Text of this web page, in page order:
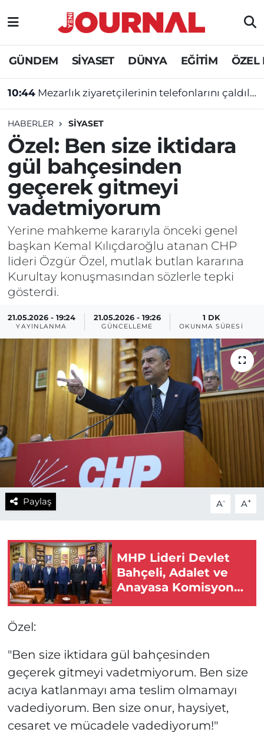
GÜNDEM SİYASET DÜNYA EĞİTİM ÖZEL
10:44 Mezarlık ziyaretçilerinin telefonlarını çaldılar
HABERLER SİYASET
Özel: Ben size iktidara
gül bahçesinden
geçerek gitmeyi
vadetmiyorum
Yerine mahkeme kararıyla önceki genel
başkan Kemal Kılıçdaroğlu atanan CHP
lideri Özgür Özel, mutlak butlan kararına
Kurultay konuşmasından sözlerle tepki
gösterdi.
21.05.2026 - 19:24
YAYINLANMA
21.05.2026 - 19:26
GÜNCELLEME
1 DK
OKUNMA SÜRESI
Paylaş A- A+
MHP Lideri Devlet
Bahçeli, Adalet ve
Anayasa Komisyonu
Özel:
"Ben size iktidara gül bahçesinden
geçerek gitmeyi vadetmiyorum. Ben size
acıya katlanmayı ama teslim olmamayı
vadediyorum. Ben size onur, haysiyet,
cesaret ve mücadele vadediyorum!"
GÜNDEM
SİYASET
DÜNYA
EĞİTİM
ÖZEL HABER
Nöbetçi Eczaneler
Hava Durumu
Süper Lig Puan Durumu ve Fikstür
Tüm Manşetler
Son Dakika Haberleri
Haber Arşivi